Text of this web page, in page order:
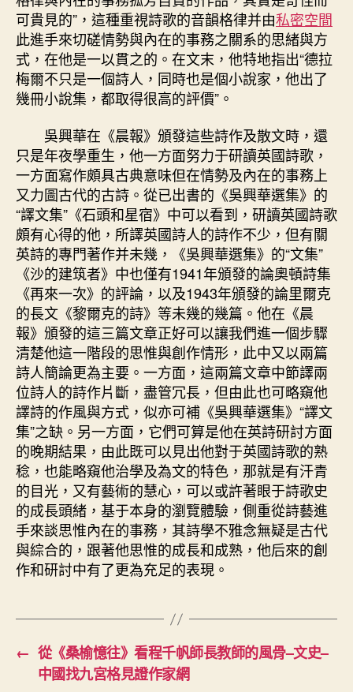
可貴見的”，這種重視詩歌的音韻格律并由私密空間
此進手來切磋情勢與內在的事務之關系的思緒與方
式，在他是一以貫之的。在文末，他特地指出“德拉
梅爾不只是一個詩人，同時也是個小說家，他出了
幾冊小說集，都取得很高的評價”。
吳興華在《晨報》頒發這些詩作及散文時，還
只是年夜學重生，他一方面努力于研讀英國詩歌，
一方面寫作頗具古典意味但在情勢及內在的事務上
又力圖古代的古詩。從已出書的《吳興華選集》的
“譯文集”《石頭和星宿》中可以看到，研讀英國詩歌
頗有心得的他，所譯英國詩人的詩作不少，但有關
英詩的專門著作并未幾，《吳興華選集》的“文集”
《沙的建筑者》中也僅有1941年頒發的論奧頓詩集
《再來一次》的評論，以及1943年頒發的論里爾克
的長文《黎爾克的詩》等未幾的幾篇。他在《晨
報》頒發的這三篇文章正好可以讓我們進一個步驟
清楚他這一階段的思惟與創作情形，此中又以兩篇
詩人簡論更為主要。一方面，這兩篇文章中節譯兩
位詩人的詩作片斷，盡管冗長，但由此也可略窺他
譯詩的作風與方式，似亦可補《吳興華選集》“譯文
集”之缺。另一方面，它們可算是他在英詩研討方面
的晚期結果，由此既可以見出他對于英國詩歌的熟
稔，也能略窺他治學及為文的特色，那就是有汗青
的目光，又有藝術的慧心，可以或許著眼于詩歌史
的成長頭緒，基于本身的瀏覽體驗，側重從詩藝進
手來談思惟內在的事務，其詩學不雅念無疑是古代
與綜合的，跟著他思惟的成長和成熟，他后來的創
作和研討中有了更為充足的表現。
← 從《桑榆憶往》看程千帆師長教師的風骨–文史–
中國找九宮格見證作家網